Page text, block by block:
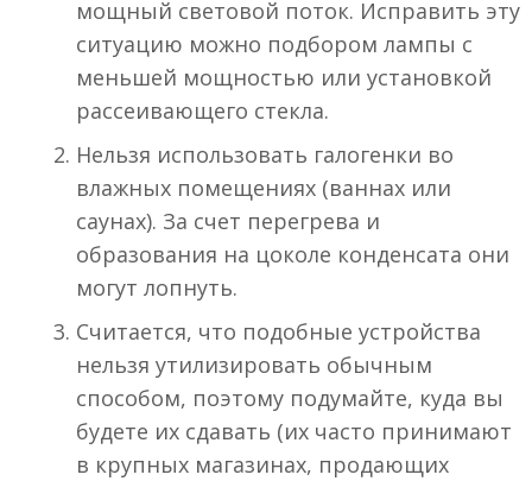
мощный световой поток. Исправить эту
ситуацию можно подбором лампы с
меньшей мощностью или установкой
рассеивающего стекла.
Нельзя использовать галогенки во
влажных помещениях (ваннах или
саунах). За счет перегрева и
образования на цоколе конденсата они
могут лопнуть.
Считается, что подобные устройства
нельзя утилизировать обычным
способом, поэтому подумайте, куда вы
будете их сдавать (их часто принимают
в крупных магазинах, продающих